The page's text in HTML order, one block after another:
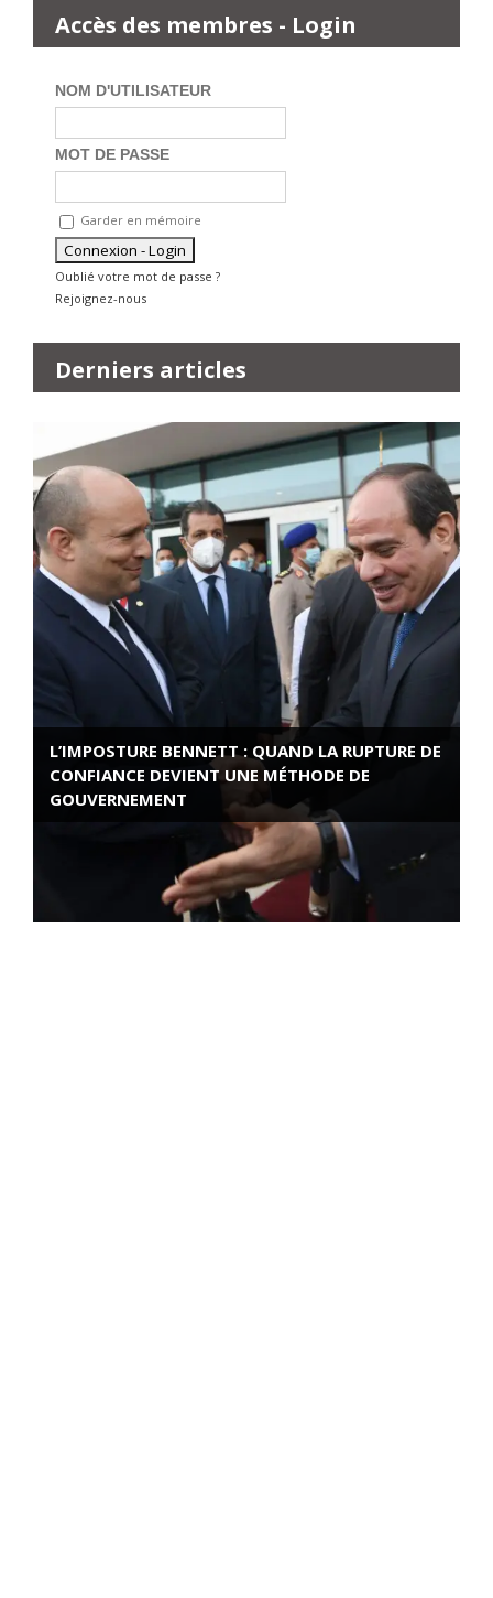
Accès des membres - Login
NOM D'UTILISATEUR
MOT DE PASSE
Garder en mémoire
Oublié votre mot de passe ?
Rejoignez-nous
Derniers articles
L’IMPOSTURE BENNETT : QUAND LA RUPTURE DE
CONFIANCE DEVIENT UNE MÉTHODE DE
GOUVERNEMENT
ROSE VALLAND, HEROÏNE DE LA RESISTANCE